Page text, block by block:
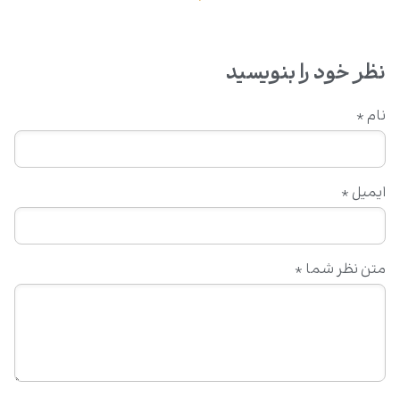
نظر خود را بنویسید
متن نظر شما *
نام *
ایمیل *